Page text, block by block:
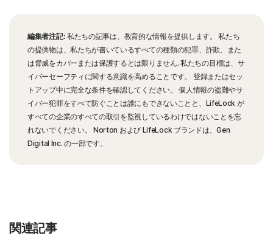
編集者注記: 私たちの記事は、教育的な情報を提供します。 私たち
の提供物は、私たちが書いているすべての種類の犯罪、詐欺、また
は脅威をカバーまたは保護するとは限りません. 私たちの目標は、サ
イバーセーフティに関する意識を高めることです。 登録またはセッ
トアップ中に完全な条件を確認してください。 個人情報の盗難やサ
イバー犯罪をすべて防ぐことは誰にもできないことと、LifeLock が
すべての企業のすべての取引を監視しているわけではないことを忘
れないでください。 Norton および LifeLock ブランドは、Gen
Digital Inc. の一部です。
関連記事